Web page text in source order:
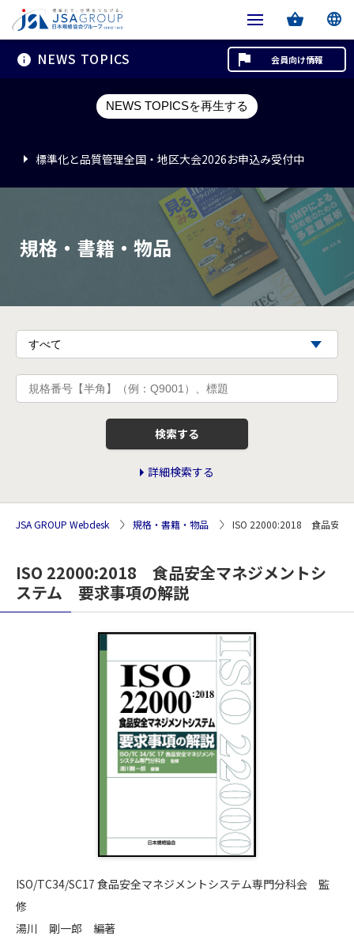
NEWS TOPICS
NEWS TOPICSを再生する
標準化と品質管理全国・地区大会2026お申込み受付中
標準化と品質管理全国・地区大会2026お申込み受付中
標準化と品質管理全国・地区大会2026お申込み受付中
会員向け情報
規格・書籍・物品
検索する
詳細検索する
JSA GROUP Webdesk 規格・書籍・物品 ISO 22000:2018 食品安全
ISO 22000:2018 食品安全マネジメントシ
ステム 要求事項の解説
ISO/TC34/SC17 食品安全マネジメントシステム専門分科会 監
修
湯川 剛一郎 編著